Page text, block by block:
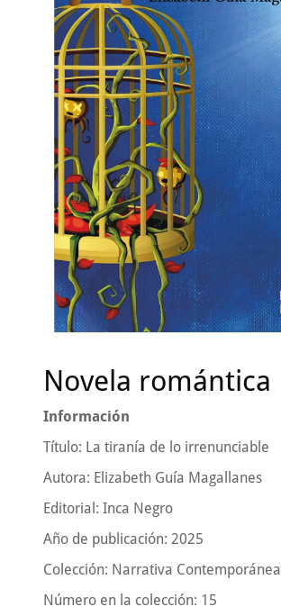
Novela romántica
Información
Título: La tiranía de lo irrenunciable
Autora: Elizabeth Guía Magallanes
Editorial: Inca Negro
Año de publicación: 2025
Colección: Narrativa Contemporánea
Número en la colección: 15